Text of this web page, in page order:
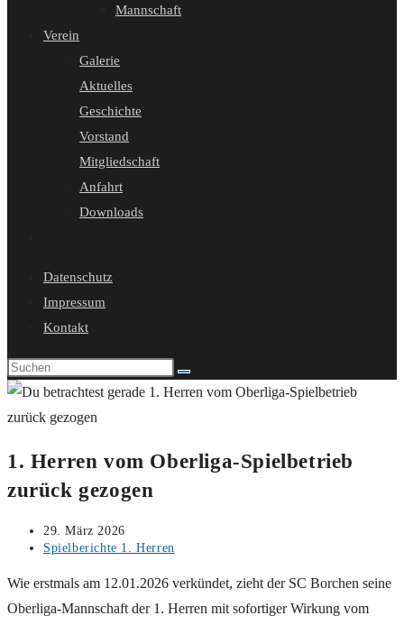
Mannschaft
Verein
Galerie
Aktuelles
Geschichte
Vorstand
Mitgliedschaft
Anfahrt
Downloads
umschalten
Datenschutz
Impressum
Kontakt
1. Herren vom Oberliga-Spielbetrieb
zurück gezogen
Beitrag
veröffentlicht:
29. März 2026
Beitrags-
Spielberichte 1. Herren
Wie erstmals am 12.01.2026 verkündet, zieht der SC Borchen seine
Oberliga-Mannschaft der 1. Herren mit sofortiger Wirkung vom